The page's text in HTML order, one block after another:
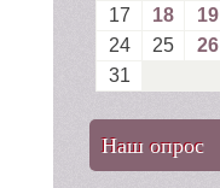
17
18 19
24
25 26
31
Наш опрос